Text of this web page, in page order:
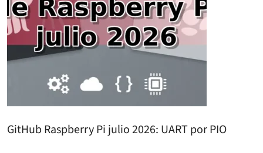
GitHub Raspberry Pi julio 2026: UART por PIO